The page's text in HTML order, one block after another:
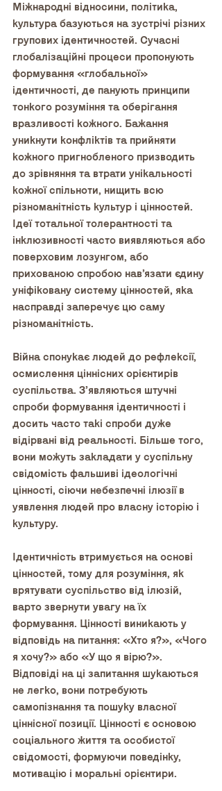
Міжнародні відносини, політика,
культура базуються на зустрічі різних
групових ідентичностей. Сучасні
глобалізаційні процеси пропонують
формування «глобальної»
ідентичності, де панують принципи
тонкого розуміння та оберігання
вразливості кожного. Бажання
уникнути конфліктів та прийняти
кожного пригнобленого призводить
до зрівняння та втрати унікальності
кожної спільноти, нищить всю
різноманітність культур і цінностей.
Ідеї тотальної толерантності та
інклюзивності часто виявляються або
поверховим лозунгом, або
прихованою спробою нав’язати єдину
уніфіковану систему цінностей, яка
насправді заперечує цю саму
різноманітність.
Війна спонукає людей до рефлексії,
осмислення ціннісних орієнтирів
суспільства. Зʼявляються штучні
спроби формування ідентичності і
досить часто такі спроби дуже
відірвані від реальності. Більше того,
вони можуть закладати у суспільну
свідомість фальшиві ідеологічні
цінності, сіючи небезпечні ілюзії в
уявлення людей про власну історію і
культуру.
Ідентичність втримується на основі
цінностей, тому для розуміння, як
врятувати суспільство від ілюзій,
варто звернути увагу на їх
формування. Цінності виникають у
відповідь на питання: «Хто я?», «Чого
я хочу?» або «У що я вірю?».
Відповіді на ці запитання шукаються
не легко, вони потребують
самопізнання та пошуку власної
ціннісної позиції. Цінності є основою
соціального життя та особистої
свідомості, формуючи поведінку,
мотивацію і моральні орієнтири.